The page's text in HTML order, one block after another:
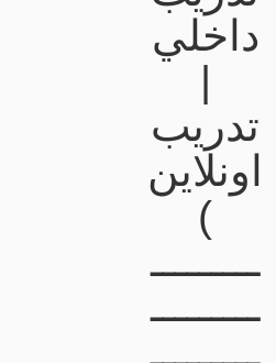
داخلي
|
تدريب
اونلاين
)
ـــــــــ
ـــــــــ
ـــــــــ